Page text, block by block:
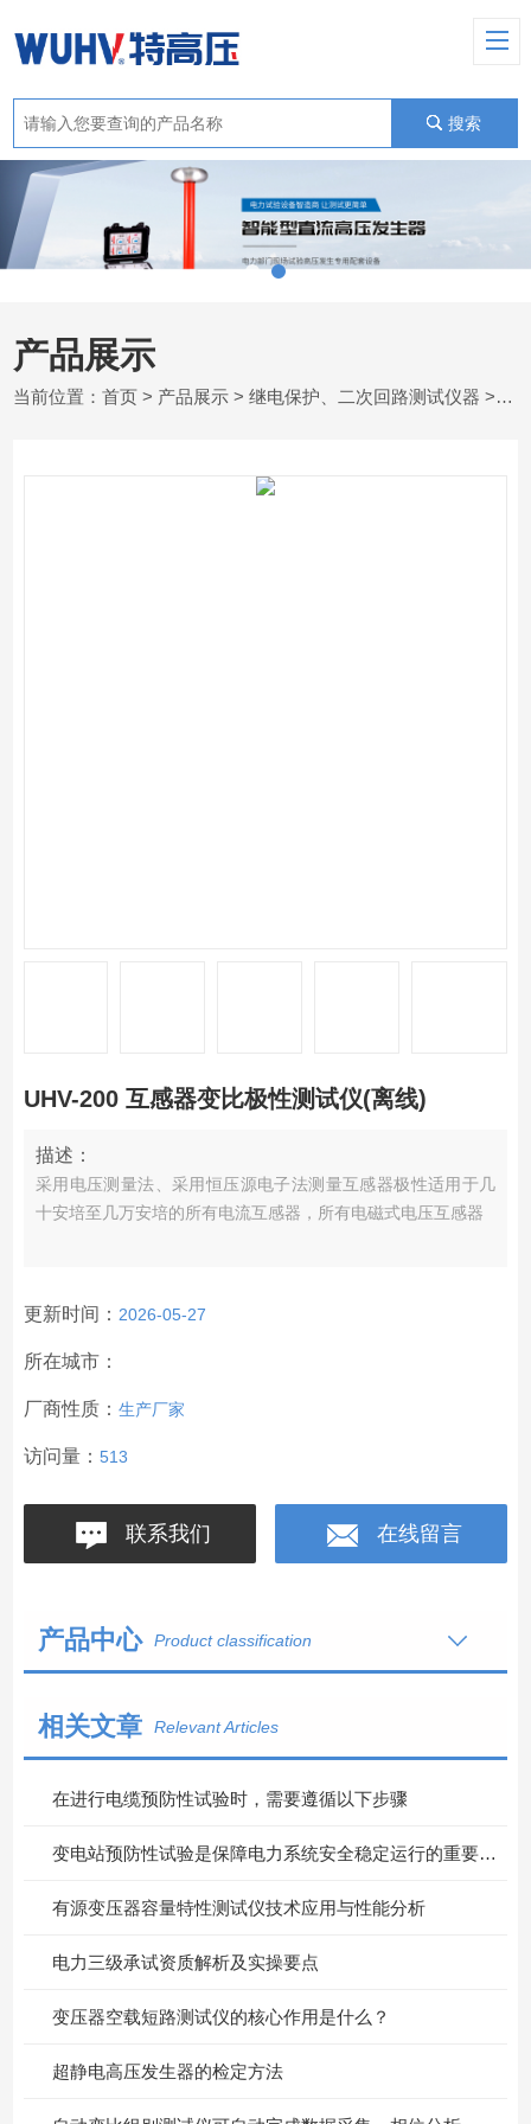
搜索
产品展示
当前位置：首页 > 产品展示 >继电保护、二次回路测试仪器 > 变
UHV-200 互感器变比极性测试仪(离线)
描述：
采用电压测量法、采用恒压源电子法测量互感器极性适用于几
十安培至几万安培的所有电流互感器，所有电磁式电压互感器
更新时间： 2026-05-27
所在城市：
厂商性质： 生产厂家
访问量： 513
联系我们 在线留言
产品中心 Product classification
相关文章 Relevant Articles
在进行电缆预防性试验时，需要遵循以下步骤
变电站预防性试验是保障电力系统安全稳定运行的重要措施
有源变压器容量特性测试仪技术应用与性能分析
电力三级承试资质解析及实操要点
变压器空载短路测试仪的核心作用是什么？
超静电高压发生器的检定方法